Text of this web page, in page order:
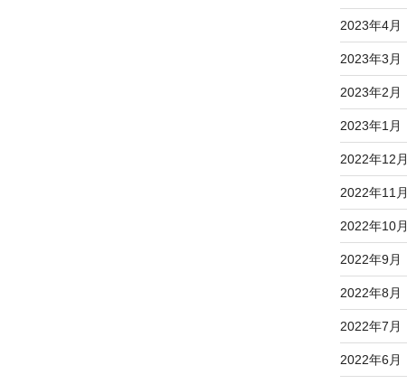
2023年4月
2023年3月
2023年2月
2023年1月
2022年12月
2022年11月
2022年10月
2022年9月
2022年8月
2022年7月
2022年6月